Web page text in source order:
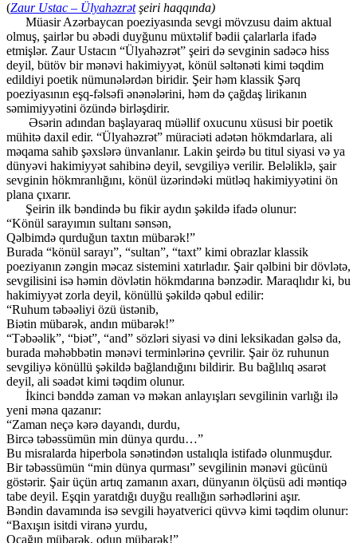
(Zaur Ustac – Ülyahəzrətşeiri haqqında)
Müasir Azərbaycan poeziyasında sevgi mövzusu daim aktual
olmuş, şairlər bu əbədi duyğunu müxtəlif bədii çalarlarla ifadə
etmişlər. Zaur Ustacın “Ülyahəzrət” şeiri də sevginin sadəcə hiss
deyil, bütöv bir mənəvi hakimiyyət, könül səltənəti kimi təqdim
edildiyi poetik nümunələrdən biridir. Şeir həm klassik Şərq
poeziyasının eşq-fəlsəfi ənənələrini, həm də çağdaş lirikanın
səmimiyyətini özündə birləşdirir.
Əsərin adından başlayaraq müəllif oxucunu xüsusi bir poetik
mühitə daxil edir. “Ülyahəzrət” müraciəti adətən hökmdarlara, ali
məqama sahib şəxslərə ünvanlanır. Lakin şeirdə bu titul siyasi və ya
dünyəvi hakimiyyət sahibinə deyil, sevgiliyə verilir. Beləliklə, şair
sevginin hökmranlığını, könül üzərindəki mütləq hakimiyyətini ön
plana çıxarır.
Şeirin ilk bəndində bu fikir aydın şəkildə ifadə olunur:
“Könül sarayımın sultanı sənsən,
Qəlbimdə qurduğun taxtın mübarək!”
Burada “könül sarayı”, “sultan”, “taxt” kimi obrazlar klassik
poeziyanın zəngin məcaz sistemini xatırladır. Şair qəlbini bir dövlətə,
sevgilisini isə həmin dövlətin hökmdarına bənzədir. Maraqlıdır ki, bu
hakimiyyət zorla deyil, könüllü şəkildə qəbul edilir:
“Ruhum təbəəliyi özü üstənib,
Biətin mübarək, andın mübarək!”
“Təbəəlik”, “biət”, “and” sözləri siyasi və dini leksikadan gəlsə da,
burada məhəbbətin mənəvi terminlərinə çevrilir. Şair öz ruhunun
sevgiliyə könüllü şəkildə bağlandığını bildirir. Bu bağlılıq əsarət
deyil, ali səadət kimi təqdim olunur.
İkinci bənddə zaman və məkan anlayışları sevgilinin varlığı ilə
yeni məna qazanır:
“Zaman neçə kərə dayandı, durdu,
Bircə təbəssümün min dünya qurdu…”
Bu misralarda hiperbola sənətindən ustalıqla istifadə olunmuşdur.
Bir təbəssümün “min dünya qurması” sevgilinin mənəvi gücünü
göstərir. Şair üçün artıq zamanın axarı, dünyanın ölçüsü adi məntiqə
tabe deyil. Eşqin yaratdığı duyğu reallığın sərhədlərini aşır.
Bəndin davamında isə sevgili həyatverici qüvvə kimi təqdim olunur:
“Baxışın isitdi viranə yurdu,
Ocağın mübarək, odun mübarək!”